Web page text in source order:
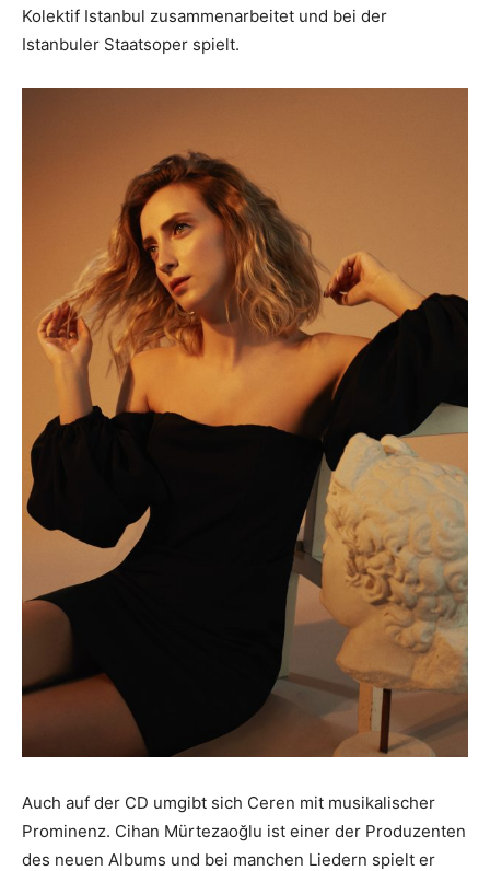
Kolektif Istanbul zusammenarbeitet und bei der
Istanbuler Staatsoper spielt.
Auch auf der CD umgibt sich Ceren mit musikalischer
Prominenz. Cihan Mürtezaoğlu ist einer der Produzenten
des neuen Albums und bei manchen Liedern spielt er